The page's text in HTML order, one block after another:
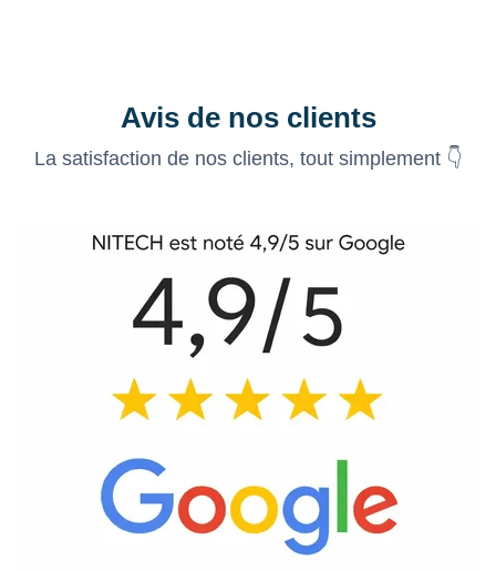
Avis de nos clients
La satisfaction de nos clients, tout simplement 👇